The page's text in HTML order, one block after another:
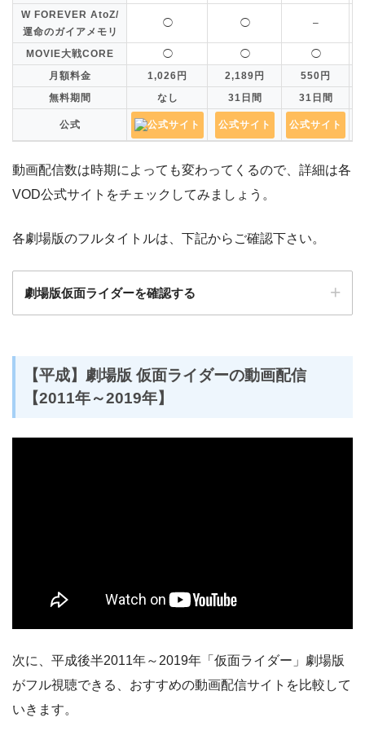
W FOREVER AtoZ/
運命のガイアメモリ
◯ ◯ –
MOVIE大戦CORE ◯ ◯
◯
月額料金
1,026円 2,189円
550円
無料期間
なし 31日間 31日間
公式 公式サイト 公式サイト 公式サイト
動画配信数は時期によっても変わってくるので、詳細は各
VOD公式サイトをチェックしてみましょう。
各劇場版のフルタイトルは、下記からご確認下さい。
劇場版仮面ライダーを確認する
【平成】劇場版 仮面ライダーの動画配信
【2011年～2019年】
次に、平成後半2011年～2019年「仮面ライダー」劇場版
がフル視聴できる、おすすめの動画配信サイトを比較して
いきます。